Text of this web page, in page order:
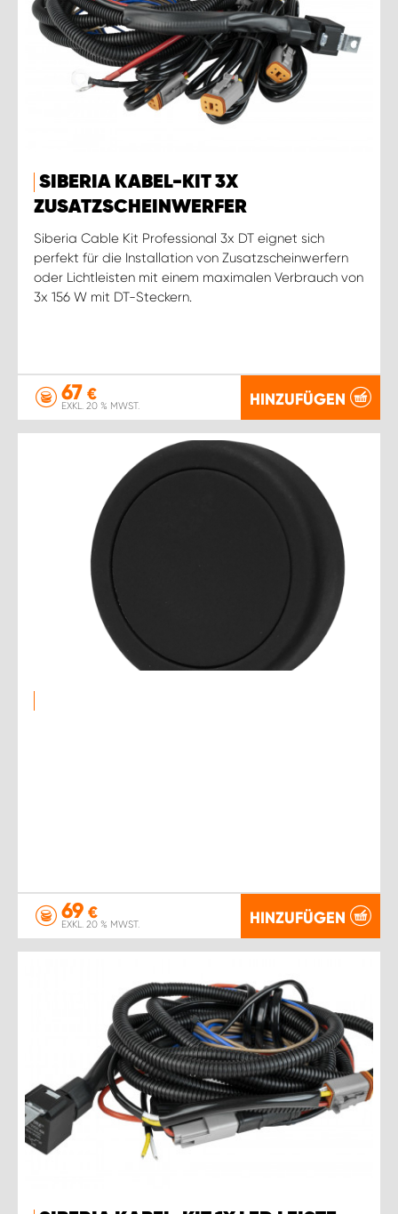
SIBERIA KABEL-KIT 3X
ZUSATZSCHEINWERFER
Siberia Cable Kit Professional 3x DT eignet sich
perfekt für die Installation von Zusatzscheinwerfern
oder Lichtleisten mit einem maximalen Verbrauch von
3x 156 W mit DT-Steckern.
67 €
EXKL. 20 % MWST. HINZUFÜGEN
69 €
EXKL. 20 % MWST. HINZUFÜGEN